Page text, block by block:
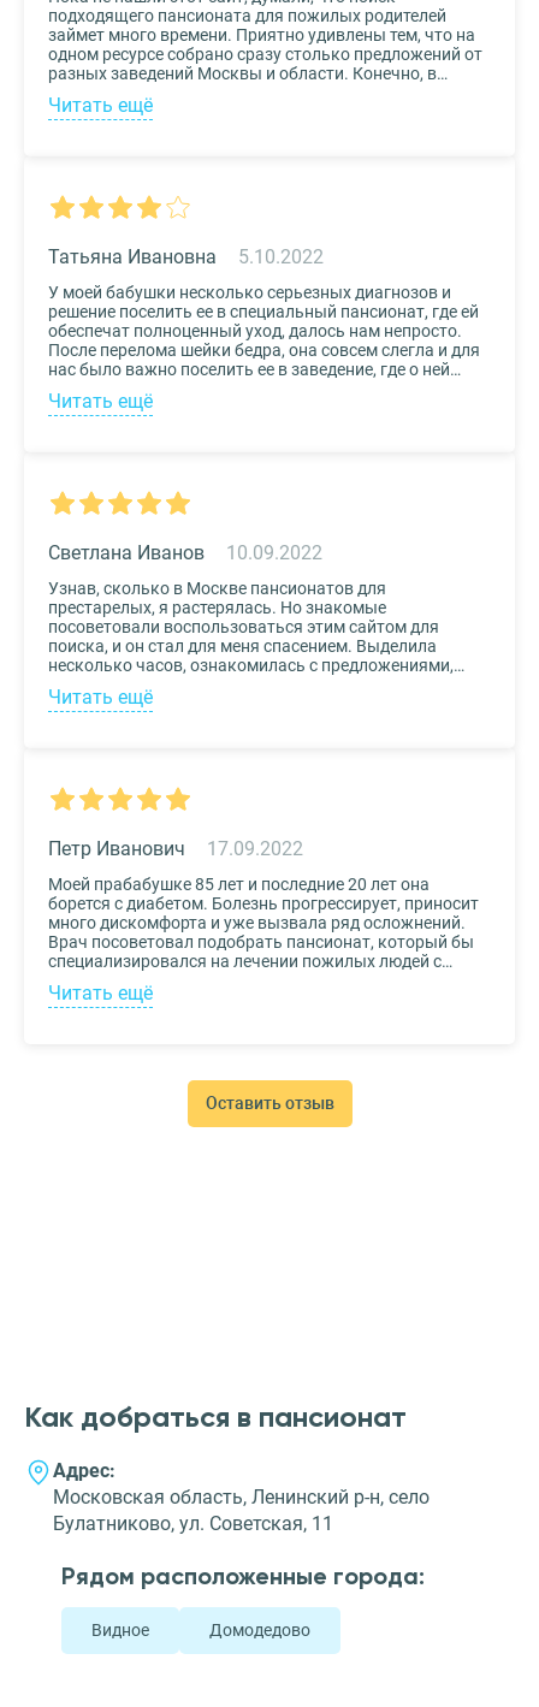
подходящего пансионата для пожилых родителей
займет много времени. Приятно удивлены тем, что на
одном ресурсе собрано сразу столько предложений от
разных заведений Москвы и области. Конечно, в
приоритете был выбор по месту расположения –
хотелось бы, чтоб пансионат находился недалеко от
подробная, что определиться на наиболее подходящем
сервис!
Читать ещё
5.10.2022
Татьяна Ивановна
У моей бабушки несколько серьезных диагнозов и
решение поселить ее в специальный пансионат, где ей
обеспечат полноценный уход, далось нам непросто.
После перелома шейки бедра, она совсем слегла и для
нас было важно поселить ее в заведение, где о ней
будут заботиться круглосуточно. Остановили выбор
на реабилитационном центре Медвежьи Озера
Читать ещё
10.09.2022
Светлана Иванов
Узнав, сколько в Москве пансионатов для
престарелых, я растерялась. Но знакомые
посоветовали воспользоваться этим сайтом для
поиска, и он стал для меня спасением. Выделила
несколько часов, ознакомилась с предложениями,
доступными мне по цене и месту расположения и
выбрала два варианта. Связалась с администрацией
Читать ещё
17.09.2022
Петр Иванович
Моей прабабушке 85 лет и последние 20 лет она
борется с диабетом. Болезнь прогрессирует, приносит
много дискомфорта и уже вызвала ряд осложнений.
Врач посоветовал подобрать пансионат, который бы
специализировался на лечении пожилых людей с
диабетом. К выбору заведения подошли со всей
серьезностью, важно было, чтобы за прабабушкой
окружили заботой. Таким заведением оказался
пансионат для пожилых Опека. Находится в Москве, в
соседнем районе, поэтому проведывать дорогого нам
Читать ещё
Оставить отзыв
Как добраться в пансионат
Адрес:
Московская область, Ленинский р-н, село
Булатниково, ул. Советская, 11
Рядом расположенные города:
Видное Домодедово